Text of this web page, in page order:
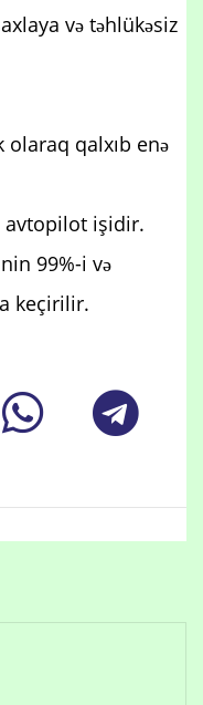
və təhlükəsiz
olaraq qalxıb enə
avtopilot işidir.
99%-i və
keçirilir.